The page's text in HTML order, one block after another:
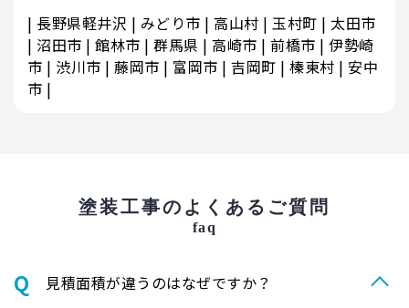
長野県軽井沢 みどり市 高山村 玉村町
太田市
沼田市
館林市 群馬県 高崎市 前橋市
伊勢崎
市
渋川市 藤岡市 富岡市 吉岡町 榛東村
安中
市
塗装工事のよくあるご質問
faq
⾒積⾯積が違うのはなぜですか？